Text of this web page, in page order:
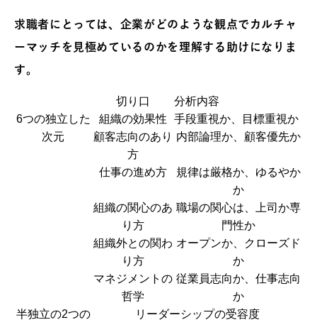
求職者にとっては、企業がどのような観点でカルチャ
ーマッチを見極めているのかを理解する助けになりま
す。
切り口
分析内容
6つの独立した
次元
組織の効果性
手段重視か、目標重視か
顧客志向のあり
方
内部論理か、顧客優先か
仕事の進め方
規律は厳格か、ゆるやか
か
組織の関心のあ
り方
職場の関心は、上司か専
門性か
組織外との関わ
り方
オープンか、クローズド
か
マネジメントの
哲学
従業員志向か、仕事志向
か
半独立の2つの
リーダーシップの受容度